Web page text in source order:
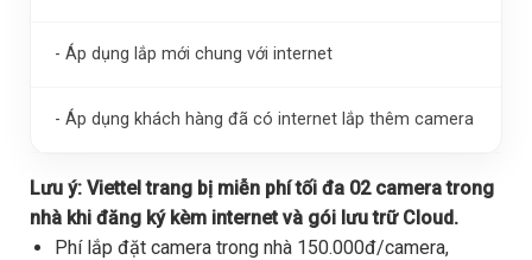
- Áp dụng lắp mới chung với internet
- Áp dụng khách hàng đã có internet lắp thêm camera
Lưu ý: Viettel trang bị miễn phí tối đa 02 camera trong
nhà khi đăng ký kèm internet và gói lưu trữ Cloud.
Phí lắp đặt camera trong nhà 150.000đ/camera,